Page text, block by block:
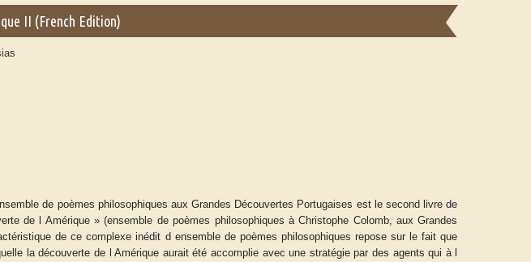
II (French Edition)
de poèmes philosophiques aux Grandes Découvertes Portugaises est le second livre de
de l Amérique » (ensemble de poèmes philosophiques à Christophe Colomb, aux Grandes
de ce complexe inédit d ensemble de poèmes philosophiques repose sur le fait que
la découverte de l Amérique aurait été accomplie avec une stratégie par des agents qui à l